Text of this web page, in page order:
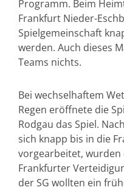
Programm. Beim
Frankfurt Nieder-
Spielgemeinschaft
werden. Auch dieses
Teams nichts.
Bei wechselhaftem
Regen eröffnete die
Rodgau das Spiel.
sich knapp bis in die
vorgearbeitet,
Frankfurter
der SG wollten ein